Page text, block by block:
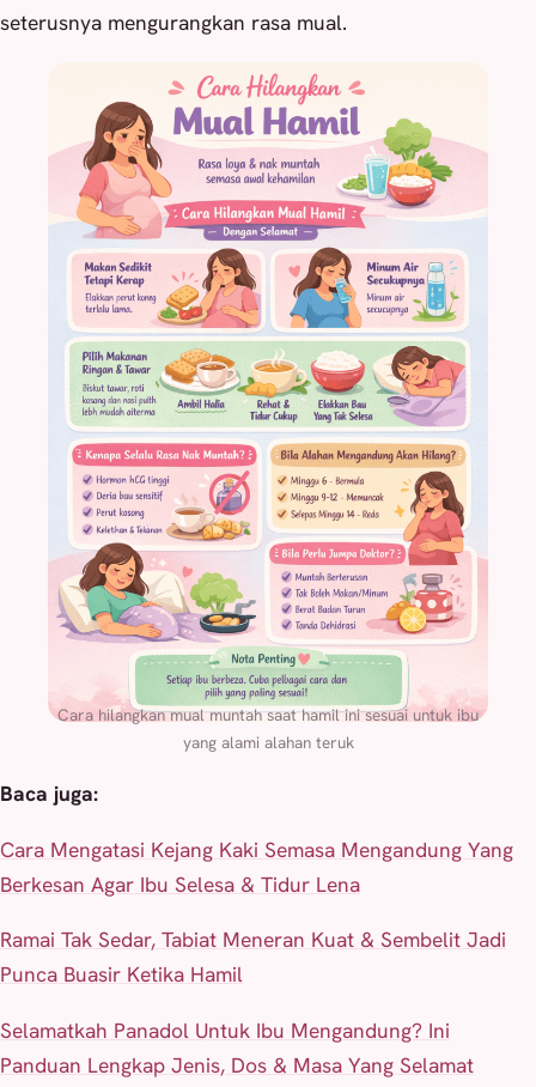
seterusnya mengurangkan rasa mual.
Cara hilangkan mual muntah saat hamil ini sesuai untuk ibu
yang alami alahan teruk
Baca juga:
Cara Mengatasi Kejang Kaki Semasa Mengandung Yang
Berkesan Agar Ibu Selesa & Tidur Lena
Ramai Tak Sedar, Tabiat Meneran Kuat & Sembelit Jadi
Punca Buasir Ketika Hamil
Selamatkah Panadol Untuk Ibu Mengandung? Ini
Panduan Lengkap Jenis, Dos & Masa Yang Selamat